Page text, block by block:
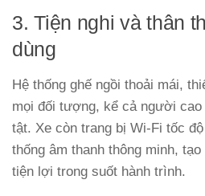
3. Tiện nghi và thân
dùng
Hệ thống ghế ngồi thoải mái,
mọi đối tượng, kể cả người
tật. Xe còn trang bị Wi-Fi tốc
thống âm thanh thông minh,
tiện lợi trong suốt hành trình.